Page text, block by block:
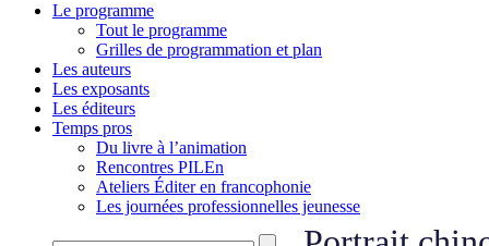
Le programme
Tout le programme
Grilles de programmation et plan
Les auteurs
Les exposants
Les éditeurs
Temps pros
Du livre à l’animation
Rencontres PILEn
Ateliers Éditer en francophonie
Les journées professionnelles jeunesse